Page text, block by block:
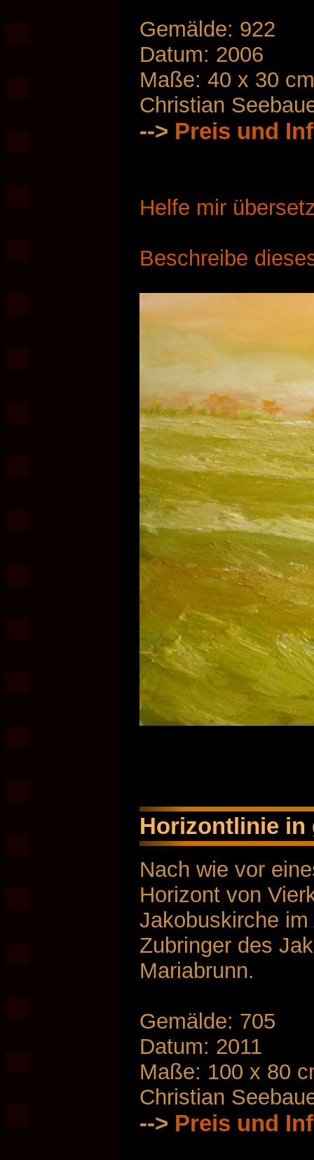
Gemälde: 922
Datum: 2006
Maße: 40 x 30 cm
Christian
--> Preis und
Helfe mir
Beschreibe
Horizontlinie in
Nach wie vor
Horizont von
Jakobuskirche
Zubringer des
Mariabrunn.
Gemälde: 705
Datum: 2011
Maße: 100 x 80
Christian
--> Preis und